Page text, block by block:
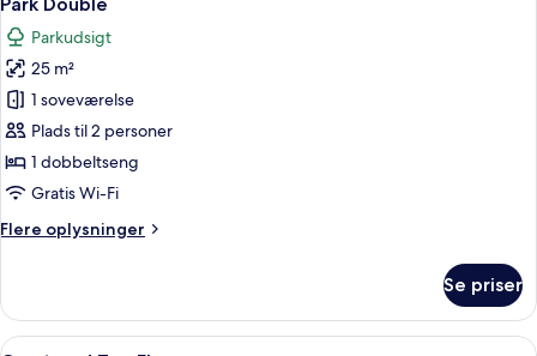
Parkudsigt
25 m²
1 soveværelse
Plads til 2 personer
1 dobbeltseng
Gratis Wi-Fi
Flere oplysninger
Flere
Double
Se priser
Indlæs
Et moderne hotelværelse med seng,